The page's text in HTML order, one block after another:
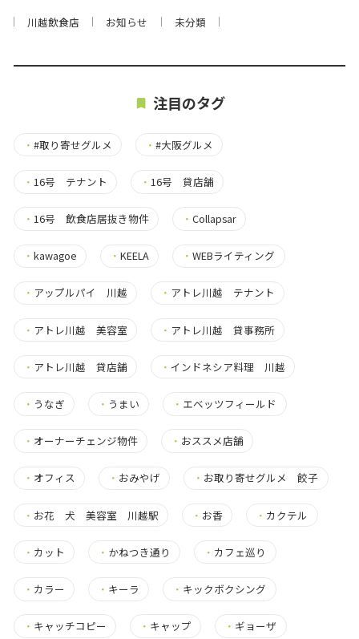
川越飲食店 お知らせ 未分類
注目のタグ
・ #取り寄せグルメ ・#大阪グルメ
・ 16号 テナント ・16号 貸店舗
・ 16号 飲食店居抜き物件 ・Collapsar
・ kawagoe ・KEELA ・WEBライティング
・ アップルパイ 川越 ・ アトレ川越 テナント
・ アトレ川越 美容室 ・ アトレ川越 貸事務所
・ アトレ川越 貸店舗 ・ インドネシア料理 川越
・ うなぎ ・ うまい ・ エベッツフィールド
・ オーナーチェンジ物件 ・ おススメ店舗
・ オフィス ・ おみやげ ・ お取り寄せグルメ 餃子
・ お花 犬 美容室 川越駅 ・ お香 ・ カクテル
・ カット ・ かねつき通り ・ カフェ巡り
・ カラー ・ キーラ ・ キックボクシング
・ キャッチコピー ・ キャップ ・ ギョーザ